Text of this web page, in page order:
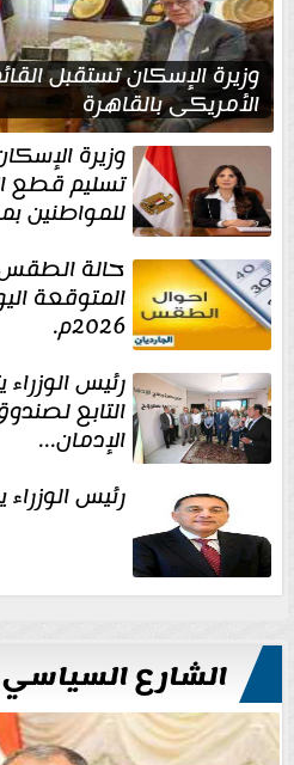
وزيرة الإسكان تستقبل
الأمريكي بالقاهرة
وزيرة
تسليم قطع
للمواطنين
حالة الطقس
2026م.
رئيس
التابع
الإدمان...
رئيس الوزراء يصدر 7
الشارع السياسي